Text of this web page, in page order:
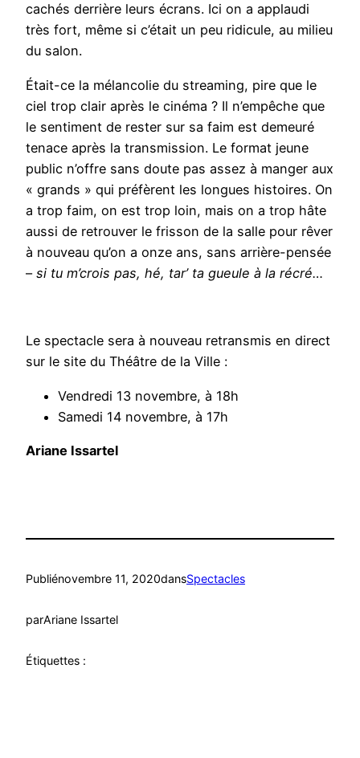
cachés derrière leurs écrans. Ici on a applaudi
très fort, même si c’était un peu ridicule, au milieu
du salon.
Était-ce la mélancolie du streaming, pire que le
ciel trop clair après le cinéma ? Il n’empêche que
le sentiment de rester sur sa faim est demeuré
tenace après la transmission. Le format jeune
public n’offre sans doute pas assez à manger aux
« grands » qui préfèrent les longues histoires. On
a trop faim, on est trop loin, mais on a trop hâte
aussi de retrouver le frisson de la salle pour rêver
à nouveau qu’on a onze ans, sans arrière-pensée
– si tu m’crois pas, hé, tar’ ta gueule à la récré…
Le spectacle sera à nouveau retransmis en direct
sur le site du Théâtre de la Ville :
Vendredi 13 novembre, à 18h
Samedi 14 novembre, à 17h
Ariane Issartel
Publiénovembre 11, 2020dansSpectacles
parAriane Issartel
Étiquettes :